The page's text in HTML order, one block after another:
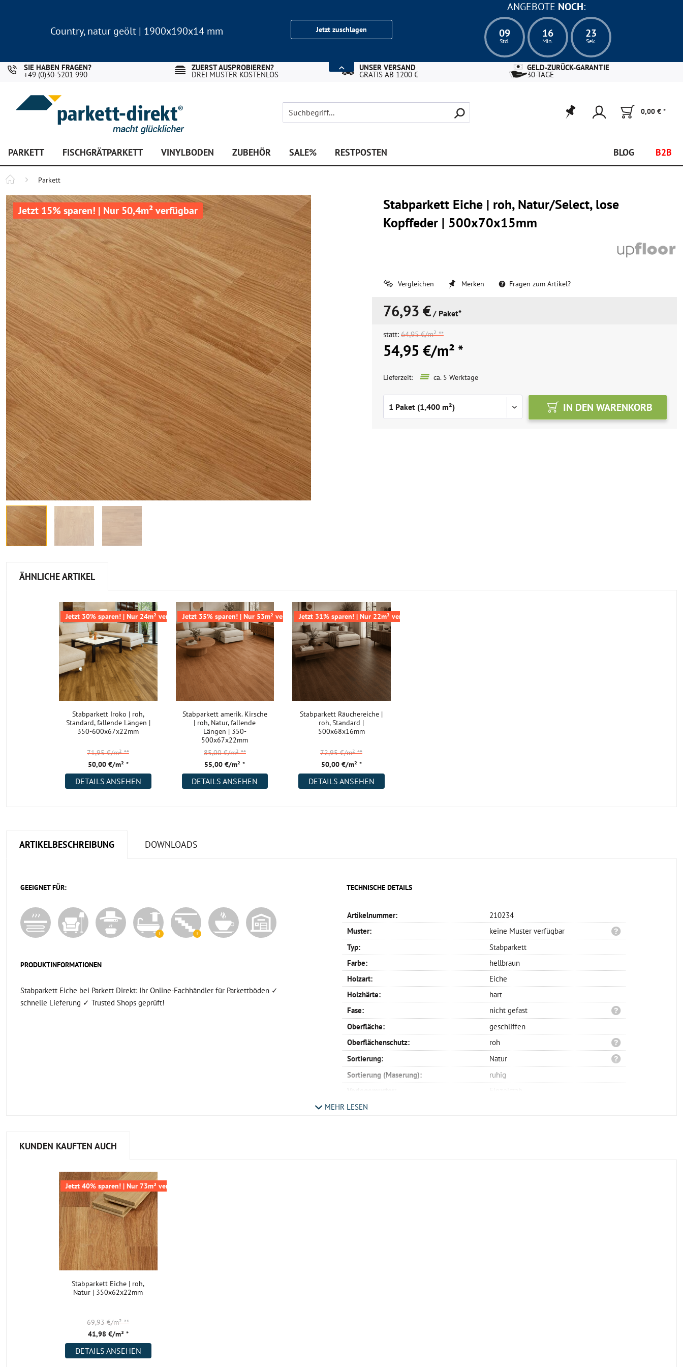
Country, natur geölt | 1900x190x14 mm
Jetzt zuschlagen
ANGEBOTE NOCH:
09
Std.
16
Min.
22
Sek.
SIE HABEN FRAGEN?
+49 (0)30-5201 990
ZUERST AUSPROBIEREN?
DREI MUSTER KOSTENLOS
UNSER VERSAND
GRATIS AB 1200 €
GELD-ZURÜCK-GARANTIE
30-TAGE
0,00 € *
PARKETT FISCHGRÄTPARKETT VINYLBODEN ZUBEHÖR SALE% RESTPOSTEN BLOG B2B
Parkett
Jetzt 15% sparen! | Nur 50,4m² verfügbar
Stabparkett Eiche | roh, Natur/Select, lose
Kopffeder | 500x70x15mm
Vergleichen Merken Fragen zum Artikel?
76,93 € / Paket*
statt: 64,95 €/m² **
54,95 €/m² *
Lieferzeit: ca. 5 Werktage
IN DEN WARENKORB
ÄHNLICHE ARTIKEL
Jetzt 30% sparen! | Nur 24m² verfügbar
Stabparkett Iroko | roh,
Standard, fallende Längen |
350-600x67x22mm
50,00 €/m² *
71,95 €/m²**
DETAILS ANSEHEN
Jetzt 35% sparen! | Nur 53m² verfügbar
Stabparkett amerik. Kirsche
| roh, Natur, fallende
Längen | 350-
500x67x22mm
55,00 €/m² *
85,00 €/m²**
DETAILS ANSEHEN
Jetzt 31% sparen! | Nur 22m² verfügbar
Stabparkett Räuchereiche |
roh, Standard |
500x68x16mm
50,00 €/m² *
72,95 €/m²**
DETAILS ANSEHEN
ARTIKELBESCHREIBUNG DOWNLOADS
GEEIGNET FÜR:
PRODUKTINFORMATIONEN
Stabparkett Eiche bei Parkett Direkt: Ihr Online-Fachhändler für Parkettböden ✓
schnelle Lieferung ✓ Trusted Shops geprüft!
TECHNISCHE DETAILS
Artikelnummer:
210234
Muster:
keine Muster verfügbar
Typ:
Stabparkett
Farbe:
hellbraun
Holzart:
Eiche
Holzhärte:
hart
Fase:
nicht gefast
Oberfläche:
geschliffen
Oberflächenschutz:
roh
Sortierung:
Natur
Sortierung (Maserung):
ruhig
Schiffsboden:
MEHR LESEN
KUNDEN KAUFTEN AUCH
Jetzt 40% sparen! | Nur 73m² verfügbar
Stabparkett Eiche | roh,
Natur | 350x62x22mm
41,98 €/m² *
69,93 €/m²**
DETAILS ANSEHEN